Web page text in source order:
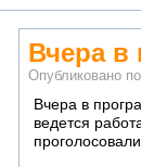
Вчера
Опубликовано
Вчера в
ведется